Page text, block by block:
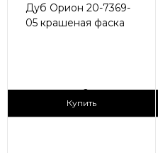
Дуб Орион 20-7369-
05 крашеная фаска
2
Купить